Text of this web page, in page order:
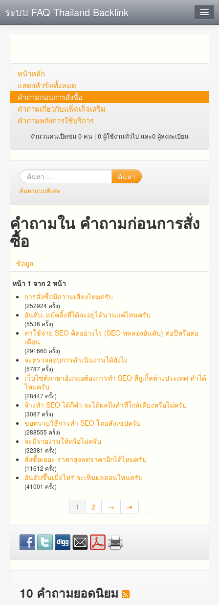
ระบบ FAQ Thailand Backlink
ตั้งคำถาม
ดูคำถาม
คุณต้องการที่จะลงทะเบียนหรือไม่?
หน้าหลัก
แสดงหัวข้อทั้งหมด
คำถาม​ก่อน​การ​สั่งซื้อ​
คำถาม​เกี่ยว​กับ​แพ็คเก็จ​เสริม
คำถามหลังการใช้บริการ
จำนวนคนเปิดชม 0 คน | 0 ผู้ใช้งานทั่วไป และ0 ผู้ลงทะเบียน
ค้นหา
ค้นหาแบบพิเศษ
คำถามใน คำถาม​ก่อน​การ​สั่ง
ซื้อ​
ข้อมูล
หน้า 1 จาก 2 หน้า
การสั่งซื้อมีความเสี่ยงไหมครับ
(252924 ครั้ง)
อันดับ, แบ๊คลิ้งที่ได้จะอยู่ได้นานแค่ไหนครับ
(5536 ครั้ง)
ค่าใช้จ่าย SEO คิดอย่างไร (SEO ทดลองอันดับ) ต่อปีหรือต่อ
เดือน
(291660 ครั้ง)
จะตรวจสอบการดำเนินงานได้ยังไง
(5787 ครั้ง)
เว็บไซต์ภาษาอังกฤษต้องการทำ SEO ที่กูเกิ้ลต่างประเทศ ทำได้
ไหมครับ
(28447 ครั้ง)
จ้าง​ทำ​ SEO​ ได้กี่คำ จะ​ได้​ผล​ถึง​คำ​ที่​​ใกล้เคียง​หรือ​ไม่​ครับ
(3087 ครั้ง)
ขอทราบวิธีการทำ SEO โดยสังเขปครับ
(288555 ครั้ง)
จะมีรายงานให้หรือไม่ครับ
(32381 ครั้ง)
สั่งซื้อเยอะ ราคาสูง​ลดราคาอีกได้ไหมครับ
(11612 ครั้ง)
อันดับขึ้นเมื่อไหร่ จะเห็นผลตอนไหนครับ
(41001 ครั้ง)
1 2 → ⇥
10 คำถามยอดนิยม